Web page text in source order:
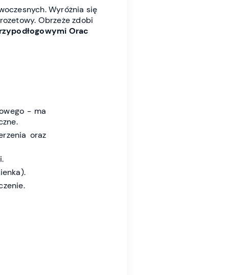
Wyróżnia się
. Obrzeże zdobi
Orac
- ma
oraz